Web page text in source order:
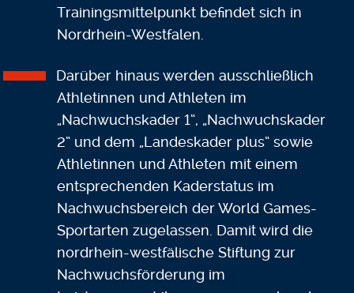
Trainingsmittelpunkt befindet sich in
Nordrhein-Westfalen.
Darüber hinaus werden ausschließlich
Athletinnen und Athleten im
„Nachwuchskader 1“, „Nachwuchskader
2“ und dem „Landeskader plus“ sowie
Athletinnen und Athleten mit einem
entsprechenden Kaderstatus im
Nachwuchsbereich der World Games-
Sportarten zugelassen. Damit wird die
nordrhein-westfälische Stiftung zur
Nachwuchsförderung im